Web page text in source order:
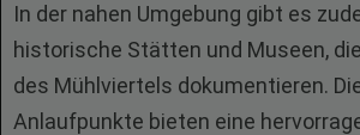
In der nahen Umgebung gibt es
historische Stätten und Museen,
des Mühlviertels dokumentieren.
Anlaufpunkte bieten eine